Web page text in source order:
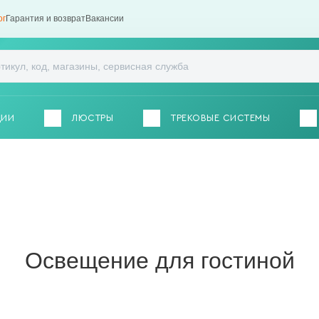
Гарантия и возвратВакансии
ЛЮСТРЫ ТРЕКОВЫЕ СИСТЕМЫ
Освещение для гостиной